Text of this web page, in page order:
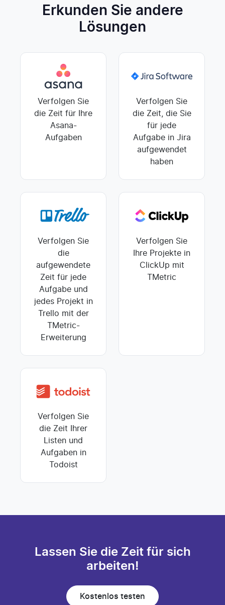
Erkunden Sie andere
Lösungen
Verfolgen Sie
die Zeit für Ihre
Asana-
Aufgaben
Verfolgen Sie
die Zeit, die Sie
für jede
Aufgabe in Jira
aufgewendet
haben
Verfolgen Sie
die
aufgewendete
Zeit für jede
Aufgabe und
jedes Projekt in
Trello mit der
TMetric-
Erweiterung
Verfolgen Sie
Ihre Projekte in
ClickUp mit
TMetric
Verfolgen Sie
die Zeit Ihrer
Listen und
Aufgaben in
Todoist
Lassen Sie die Zeit für sich
arbeiten!
Kostenlos testen